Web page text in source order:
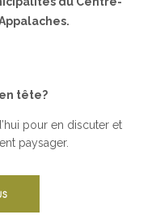
tête?
pour en discuter et
paysager.